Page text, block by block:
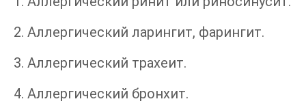
2. Аллергический ларингит, фарингит.
3. Аллергический трахеит.
4. Аллергический бронхит.